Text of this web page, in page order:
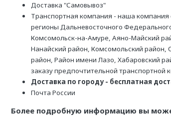
Доставка "Самовывоз"
Транспортная компания - наша
регионы Дальневосточного
Комсомольск-на-Амуре, Аяно-Майский
Нанайский район, Комсомольский район,
район, Район имени Лазо, Хабаровский
заказу предпочтительной
Доставка по городу - бесплатная
Почта России
Более подробную информацию вы